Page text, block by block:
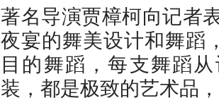
著名导演贾樟柯向记者
夜宴的舞美设计和舞蹈
目的舞蹈，每支舞蹈
装，都是极致的艺术品